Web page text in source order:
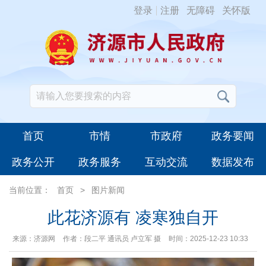
登录 注册 无障碍 关怀版
首页 市情 市政府 政务要闻
政务公开 政务服务 互动交流 数据发布
当前位置： 首页 > 图片新闻
此花济源有 凌寒独自开
来源：济源网 作者：段二平 通讯员 卢立军 摄 时间：2025-12-23 10:33